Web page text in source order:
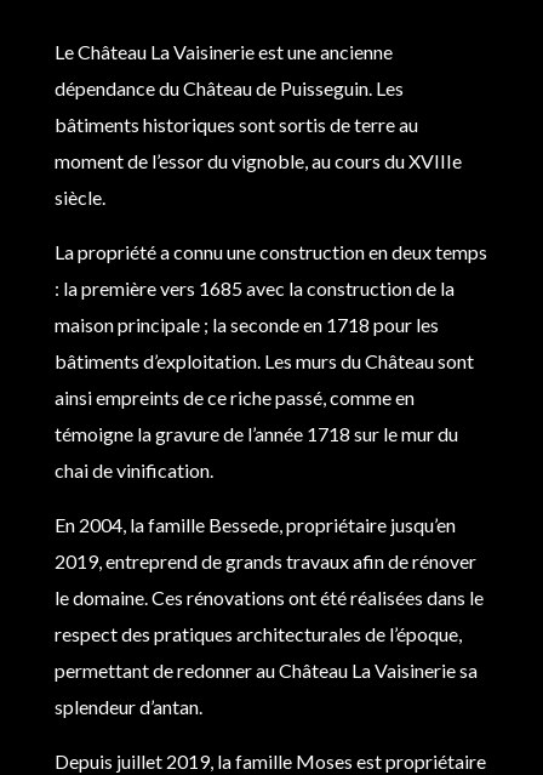
Le Château La Vaisinerie est une ancienne
dépendance du Château de Puisseguin. Les
bâtiments historiques sont sortis de terre au
moment de l’essor du vignoble, au cours du XVIIIe
siècle.
La propriété a connu une construction en deux temps
: la première vers 1685 avec la construction de la
maison principale ; la seconde en 1718 pour les
bâtiments d’exploitation. Les murs du Château sont
ainsi empreints de ce riche passé, comme en
témoigne la gravure de l’année 1718 sur le mur du
chai de vinification.
En 2004, la famille Bessede, propriétaire jusqu’en
2019, entreprend de grands travaux afin de rénover
le domaine. Ces rénovations ont été réalisées dans le
respect des pratiques architecturales de l’époque,
permettant de redonner au Château La Vaisinerie sa
splendeur d’antan.
Depuis juillet 2019, la famille Moses est propriétaire